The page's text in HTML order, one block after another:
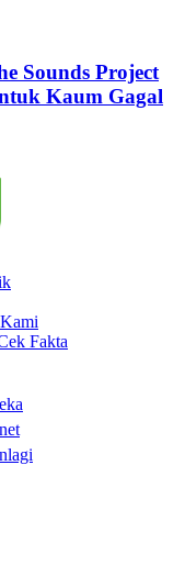
Sounds Project
Kaum Gagal
Fakta